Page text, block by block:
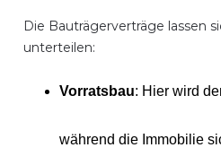
Die Bauträgerverträge lassen
unterteilen:
Vorratsbau: Hier wird
während die Immobilie